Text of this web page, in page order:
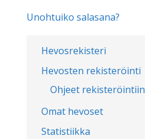
Hevosrekisteri
Hevosten rekisteröinti
Ohjeet rekisteröintiin
Omat hevoset
Statistiikka
Unohtuiko salasana?